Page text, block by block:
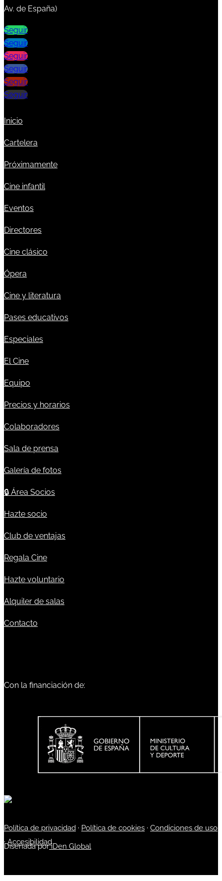
Av. de España)
Seguir
Seguir
Seguir
Seguir
Seguir
Seguir
Inicio
Cartelera
Próximamente
Cine infantil
Eventos
Directores
Cine clásico
Ópera
Cine y literatura
Pases educativos
Especiales
El Cine
Equipo
Precios y horarios
Colaboradores
Sala de prensa
Galería de fotos
🔒 Área Socios
Hazte socio
Club de ventajas
Regala Cine
Hazte voluntario
Alquiler de salas
Contacto
Con la financiación de:
Política de privacidad · Política de cookies · Condiciones de uso
·Accesibilidad
Diseñada poriDen Global